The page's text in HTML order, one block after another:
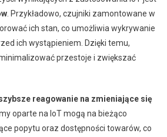
. Przykładowo, czujniki zamontowane w
ich stan, co umożliwia wykrywanie
ich wystąpieniem. Dzięki temu,
przestoje i zwiększać
reagowanie na zmieniające się
oparte na IoT mogą na bieżąco
popytu oraz dostępności towarów, co